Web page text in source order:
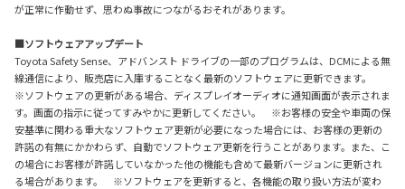
が正常に作動せず、思わぬ事故につながるおそれがあります。
■ソフトウェアアップデート
Toyota Safety Sense、アドバンスト ドライブの一部のプログラムは、DCMによる無
線通信により、販売店に入庫することなく最新のソフトウェアに更新できます。
※ソフトウェアの更新がある場合、ディスプレイオーディオに通知画面が表示されま
す。画面の指示に従ってすみやかに更新してください。 ※お客様の安全や車両の保
安基準に関わる重大なソフトウェア更新が必要になった場合には、お客様の更新の
許諾の有無にかかわらず、自動でソフトウェア更新を行うことがあります。また、こ
の場合にお客様が許諾していなかった他の機能も含めて最新バージョンに更新され
る場合があります。 ※ソフトウェアを更新すると、各機能の取り扱い方法が変わ